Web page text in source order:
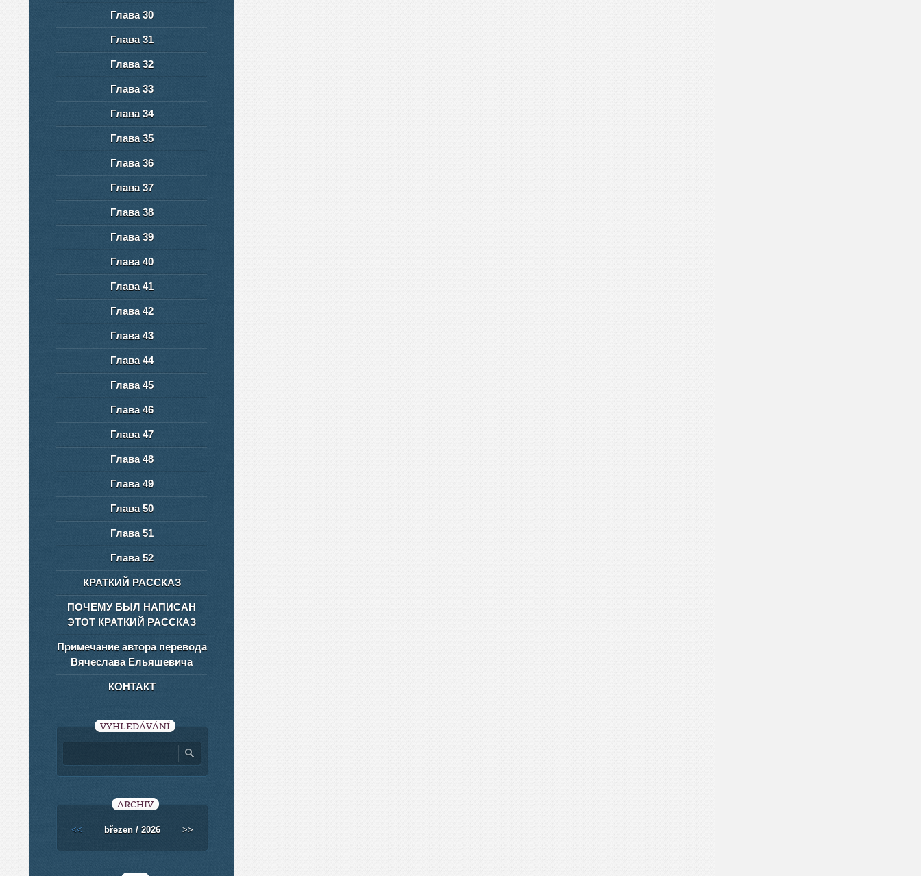
Глава 30
Глава 31
Глава 32
Глава 33
Глава 34
Глава 35
Глава 36
Глава 37
Глава 38
Глава 39
Глава 40
Глава 41
Глава 42
Глава 43
Глава 44
Глава 45
Глава 46
Глава 47
Глава 48
Глава 49
Глава 50
Глава 51
Глава 52
КРАТКИЙ РАССКАЗ
ПОЧЕМУ БЫЛ НАПИСАН
ЭТОТ КРАТКИЙ РАССКАЗ
Примечание автора перевода
Вячеслава Ельяшевича
КОНТАКТ
VYHLEDÁVÁNÍ
ARCHIV
<< březen / 2026 >>